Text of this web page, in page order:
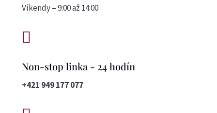
Víkendy – 9:00 až 14:00

Non-stop linka - 24 hodín
+421 949 177 077